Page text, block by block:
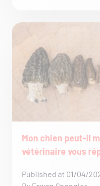
Mon chien peut-il
vétérinaire vous
Published at 01/04/